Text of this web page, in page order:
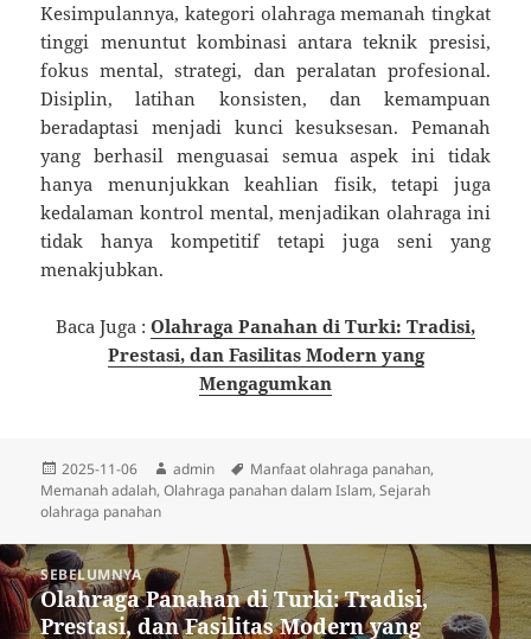
Kesimpulannya, kategori olahraga memanah tingkat
tinggi menuntut kombinasi antara teknik presisi,
fokus mental, strategi, dan peralatan profesional.
Disiplin, latihan konsisten, dan kemampuan
beradaptasi menjadi kunci kesuksesan. Pemanah
yang berhasil menguasai semua aspek ini tidak
hanya menunjukkan keahlian fisik, tetapi juga
kedalaman kontrol mental, menjadikan olahraga ini
tidak hanya kompetitif tetapi juga seni yang
menakjubkan.
Baca Juga : Olahraga Panahan di Turki: Tradisi,
Prestasi, dan Fasilitas Modern yang
Mengagumkan
Diposkan
pada
2025-11-06 Penulis
admin Tag
Manfaat olahraga panahan,
Memanah adalah,Olahraga panahan dalam Islam,Sejarah
olahraga panahan
Navigasi
pos SEBELUMNYA
Pos
sebelumnya:
Olahraga Panahan di Turki: Tradisi,
Prestasi, dan Fasilitas Modern yang